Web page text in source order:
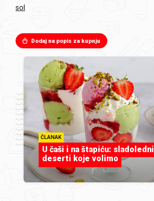
sol
Dodaj na popis za kupnju
ČLANAK
U čaši i na štapiću: sladoledni
deserti koje volimo